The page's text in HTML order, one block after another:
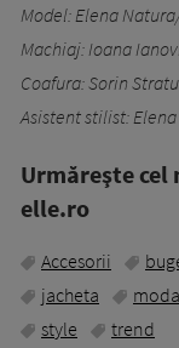
Model: Elena
Machiaj: Ioana
Coafura: Sorin
Asistent stilist:
Urmăreşte cel
elle.ro
Accesorii
jacheta
moda
style
trend